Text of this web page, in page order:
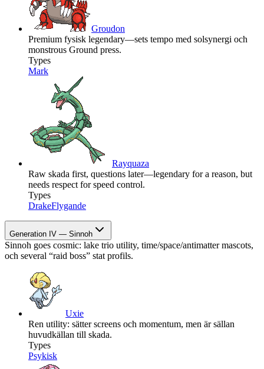
Groudon
Premium fysisk legendary—sets tempo med solsynergi och
monstrous Ground press.
Types
Mark
Rayquaza
Raw skada first, questions later—legendary for a reason, but
needs respect for speed control.
Types
DrakeFlygande
Generation IV — Sinnoh
Sinnoh goes cosmic: lake trio utility, time/space/antimatter mascots,
och several “raid boss” stat profils.
Uxie
Ren utility: sätter screens och momentum, men är sällan
huvudkällan till skada.
Types
Psykisk